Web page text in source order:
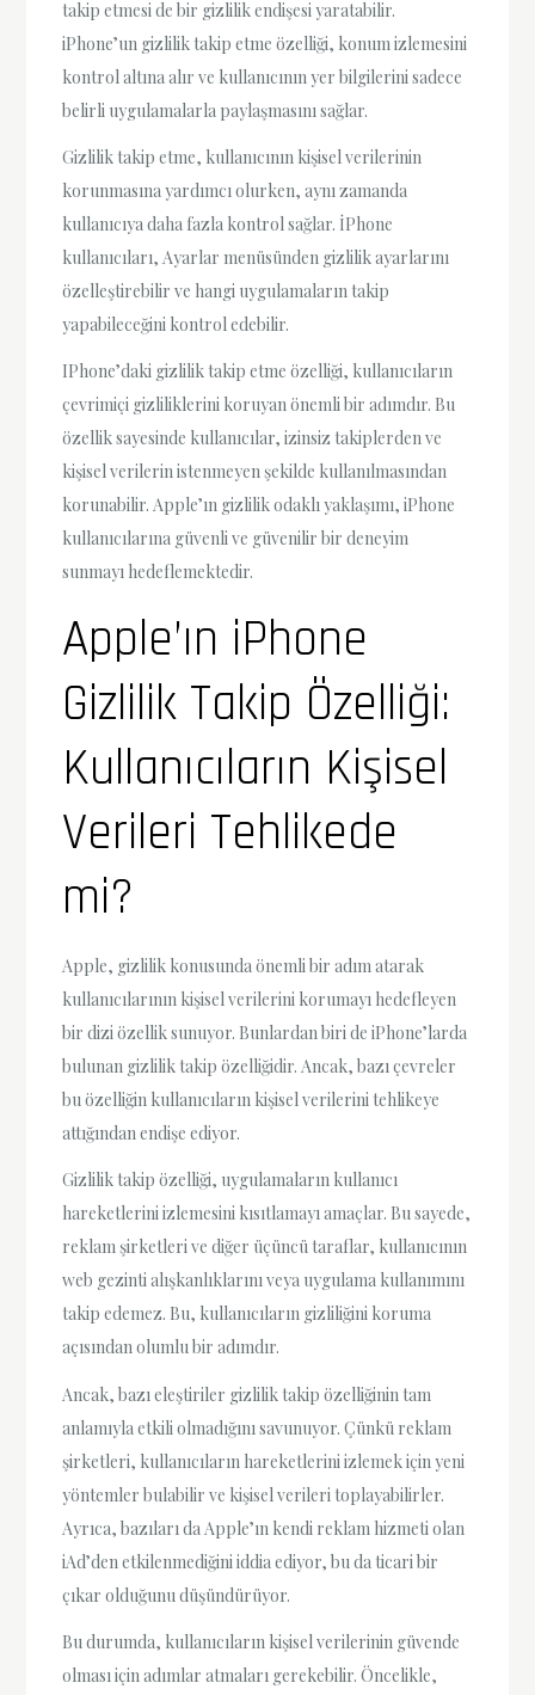
takip etmesi de bir gizlilik endişesi yaratabilir.
iPhone’un gizlilik takip etme özelliği, konum izlemesini
kontrol altına alır ve kullanıcının yer bilgilerini sadece
belirli uygulamalarla paylaşmasını sağlar.
Gizlilik takip etme, kullanıcının kişisel verilerinin
korunmasına yardımcı olurken, aynı zamanda
kullanıcıya daha fazla kontrol sağlar. İPhone
kullanıcıları, Ayarlar menüsünden gizlilik ayarlarını
özelleştirebilir ve hangi uygulamaların takip
yapabileceğini kontrol edebilir.
IPhone’daki gizlilik takip etme özelliği, kullanıcıların
çevrimiçi gizliliklerini koruyan önemli bir adımdır. Bu
özellik sayesinde kullanıcılar, izinsiz takiplerden ve
kişisel verilerin istenmeyen şekilde kullanılmasından
korunabilir. Apple’ın gizlilik odaklı yaklaşımı, iPhone
kullanıcılarına güvenli ve güvenilir bir deneyim
sunmayı hedeflemektedir.
Apple’ın iPhone
Gizlilik Takip Özelliği:
Kullanıcıların Kişisel
Verileri Tehlikede
mi?
Apple, gizlilik konusunda önemli bir adım atarak
kullanıcılarının kişisel verilerini korumayı hedefleyen
bir dizi özellik sunuyor. Bunlardan biri de iPhone’larda
bulunan gizlilik takip özelliğidir. Ancak, bazı çevreler
bu özelliğin kullanıcıların kişisel verilerini tehlikeye
attığından endişe ediyor.
Gizlilik takip özelliği, uygulamaların kullanıcı
hareketlerini izlemesini kısıtlamayı amaçlar. Bu sayede,
reklam şirketleri ve diğer üçüncü taraflar, kullanıcının
web gezinti alışkanlıklarını veya uygulama kullanımını
takip edemez. Bu, kullanıcıların gizliliğini koruma
açısından olumlu bir adımdır.
Ancak, bazı eleştiriler gizlilik takip özelliğinin tam
anlamıyla etkili olmadığını savunuyor. Çünkü reklam
şirketleri, kullanıcıların hareketlerini izlemek için yeni
yöntemler bulabilir ve kişisel verileri toplayabilirler.
Ayrıca, bazıları da Apple’ın kendi reklam hizmeti olan
iAd’den etkilenmediğini iddia ediyor, bu da ticari bir
çıkar olduğunu düşündürüyor.
Bu durumda, kullanıcıların kişisel verilerinin güvende
olması için adımlar atmaları gerekebilir. Öncelikle,